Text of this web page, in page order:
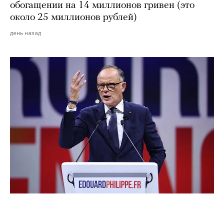
обогащении на 14 миллионов гривен (это
около 25 миллионов рублей)
день назад